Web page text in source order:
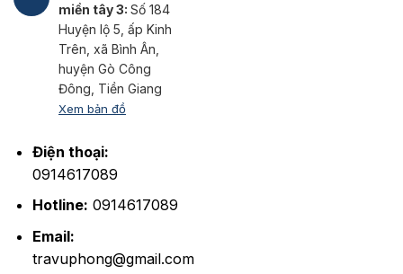
miền tây 3: Số 184
Huyện lộ 5, ấp Kinh
Trên, xã Bình Ân,
huyện Gò Công
Đông, Tiền Giang
Xem bản đồ
Điện thoại:
0914617089
Hotline: 0914617089
Email:
travuphong@gmail.com